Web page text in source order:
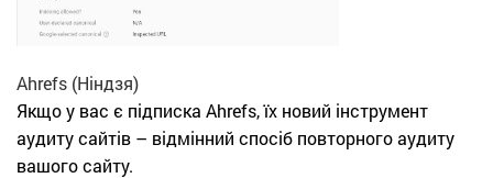
Ahrefs (Ніндзя)
Якщо у вас є підписка Ahrefs, їх новий інструмент
аудиту сайтів – відмінний спосіб повторного аудиту
вашого сайту.